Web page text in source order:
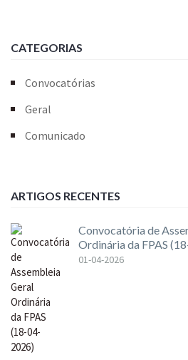
CATEGORIAS
Convocatórias
Geral
Comunicado
ARTIGOS RECENTES
Convocatória de
Ordinária da FPAS
01-04-2026